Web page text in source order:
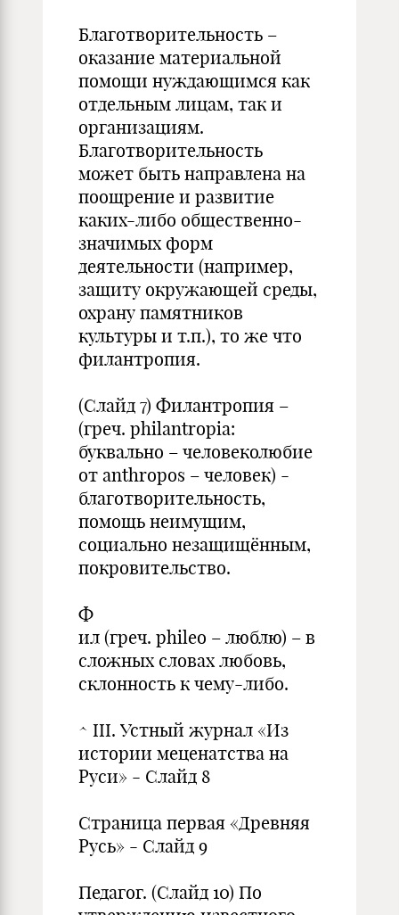
Благотворительность –
оказание материальной
помощи нуждающимся как
отдельным лицам, так и
организациям.
Благотворительность
может быть направлена на
поощрение и развитие
каких-либо общественно-
значимых форм
деятельности (например,
защиту окружающей среды,
охрану памятников
культуры и т.п.), то же что
филантропия.
(Слайд 7) Филантропия –
(греч. philantropia:
буквально – человеколюбие
от anthropos – человек) -
благотворительность,
помощь неимущим,
социально незащищённым,
покровительство.
Ф
ил (греч. phileo – люблю) – в
сложных словах любовь,
склонность к чему-либо.
^ III. Устный журнал «Из
истории меценатства на
Руси» - Слайд 8
Страница первая «Древняя
Русь» - Слайд 9
Педагог. (Слайд 10) По